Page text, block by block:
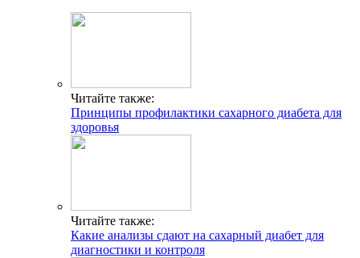
Читайте также:
Принципы профилактики сахарного диабета для
здоровья
Читайте также:
Какие анализы сдают на сахарный диабет для
диагностики и контроля